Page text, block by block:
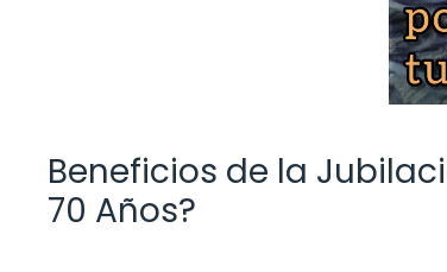
Beneficios de la
70 Años?